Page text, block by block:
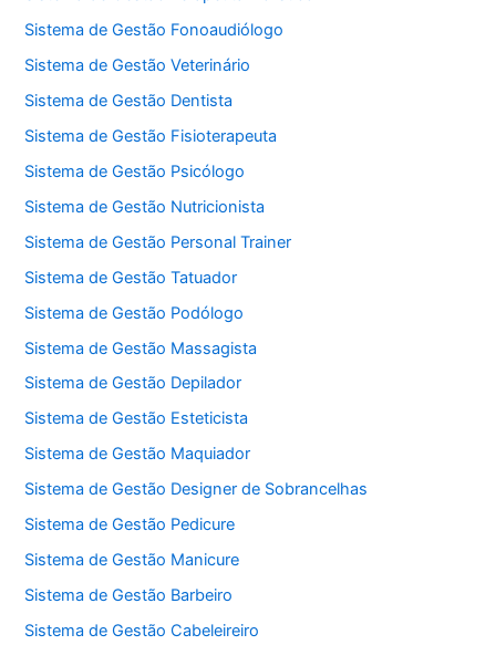
Sistema de Gestão Fonoaudiólogo
Sistema de Gestão Veterinário
Sistema de Gestão Dentista
Sistema de Gestão Fisioterapeuta
Sistema de Gestão Psicólogo
Sistema de Gestão Nutricionista
Sistema de Gestão Personal Trainer
Sistema de Gestão Tatuador
Sistema de Gestão Podólogo
Sistema de Gestão Massagista
Sistema de Gestão Depilador
Sistema de Gestão Esteticista
Sistema de Gestão Maquiador
Sistema de Gestão Designer de Sobrancelhas
Sistema de Gestão Pedicure
Sistema de Gestão Manicure
Sistema de Gestão Barbeiro
Sistema de Gestão Cabeleireiro